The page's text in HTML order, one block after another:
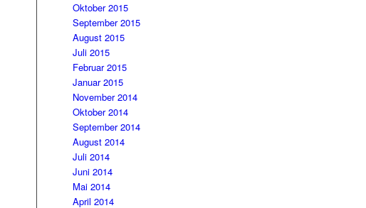
Oktober 2015
September 2015
August 2015
Juli 2015
Februar 2015
Januar 2015
November 2014
Oktober 2014
September 2014
August 2014
Juli 2014
Juni 2014
Mai 2014
April 2014